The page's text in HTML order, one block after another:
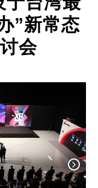
”新常态
会